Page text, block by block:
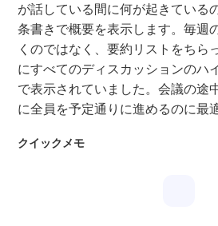
が話している間に何が起きている
条書きで概要を表示します。毎週
くのではなく、要約リストをちら
にすべてのディスカッションのハ
で表示されていました。会議の途
に全員を予定通りに進めるのに最
クイックメモ